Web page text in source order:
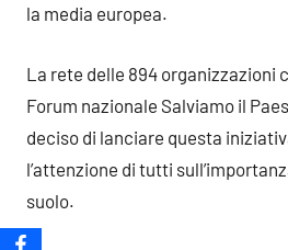
la media europea.
La rete delle 894 organizzazioni
Forum nazionale Salviamo il
deciso di lanciare questa
l’attenzione di tutti
suolo.